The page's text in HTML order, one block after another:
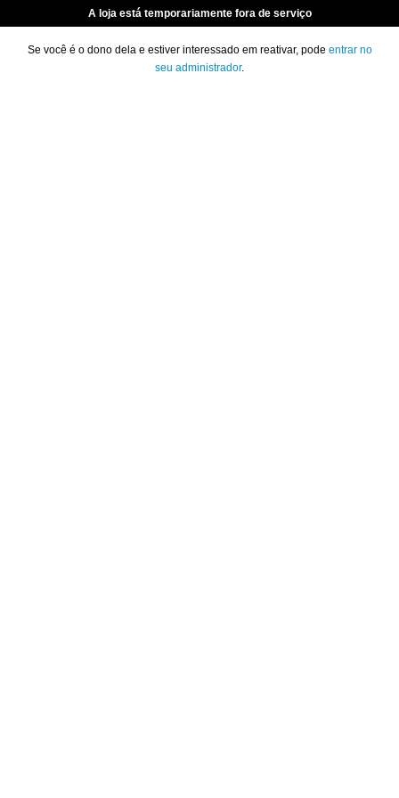
A loja está temporariamente fora de serviço
Se você é o dono dela e estiver interessado em reativar, pode entrar no
seu administrador.